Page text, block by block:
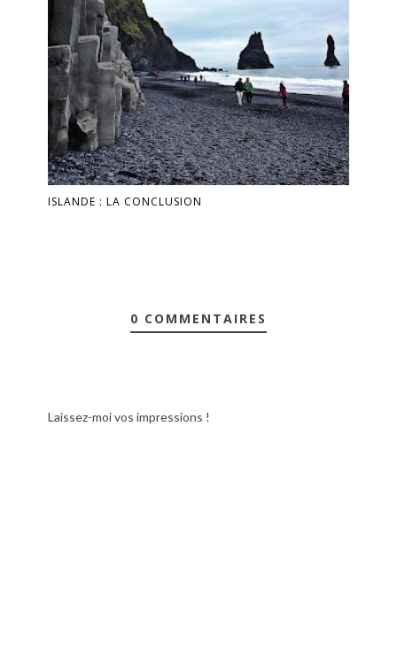
ISLANDE : LA CONCLUSION
0 COMMENTAIRES
Laissez-moi vos impressions !